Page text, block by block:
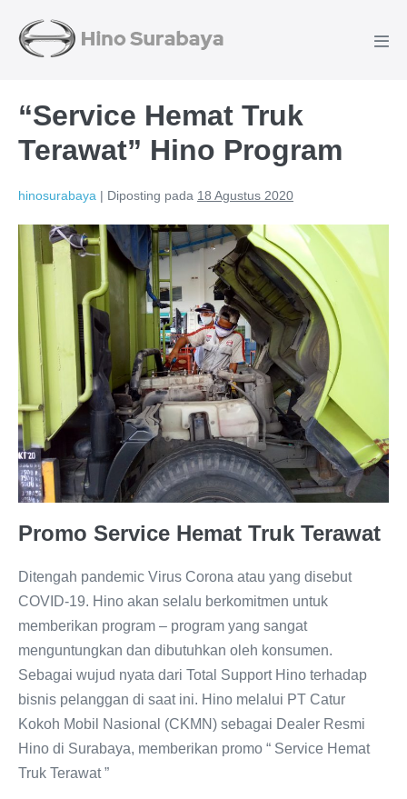
“Service Hemat Truk
Terawat” Hino Program
hinosurabaya | Diposting pada 18 Agustus 2020
Promo Service Hemat Truk Terawat
Ditengah pandemic Virus Corona atau yang disebut
COVID-19. Hino akan selalu berkomitmen untuk
memberikan program – program yang sangat
menguntungkan dan dibutuhkan oleh konsumen.
Sebagai wujud nyata dari Total Support Hino terhadap
bisnis pelanggan di saat ini. Hino melalui PT Catur
Kokoh Mobil Nasional (CKMN) sebagai Dealer Resmi
Hino di Surabaya, memberikan promo “ Service Hemat
Truk Terawat ”